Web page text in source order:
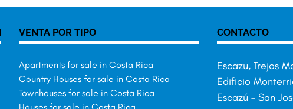
VENTA POR TIPO
Apartments for sale in Costa Rica
Country Houses for sale in Costa Rica
Townhouses for sale in Costa Rica
CONTACTO
Escazu, Trejos
Edificio
Escazú – San